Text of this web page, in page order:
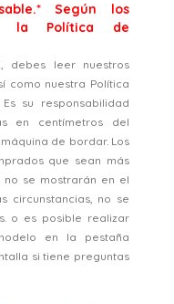
Según los
la Política de
debes leer nuestros
como nuestra Política
su responsabilidad
en centímetros del
de bordar. Los
que sean más
se mostrarán en el
circunstancias, no se
o es posible realizar
en la pestaña
si tiene preguntas